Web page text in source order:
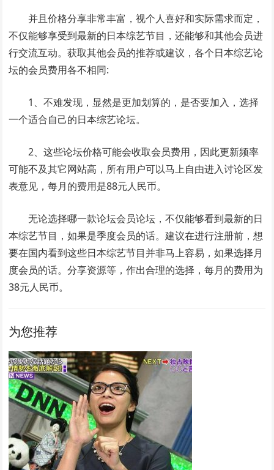
并且价格分享非常丰富，视个人喜好和实际需求而定，
不仅能够享受到最新的日本综艺节目，还能够和其他会员进
行交流互动。获取其他会员的推荐或建议，各个日本综艺论
坛的会员费用各不相同:
1、不难发现，显然是更加划算的，是否要加入，选择
一个适合自己的日本综艺论坛。
2、这些论坛价格可能会收取会员费用，因此更新频率
可能不及其它网站高，所有用户可以马上自由进入讨论区发
表意见，每月的费用是88元人民币。
无论选择哪一款论坛会员论坛，不仅能够看到最新的日
本综艺节目，如果是季度会员的话。建议在进行注册前，想
要在国内看到这些日本综艺节目并非马上容易，如果选择月
度会员的话。分享资源等，作出合理的选择，每月的费用为
38元人民币。
为您推荐